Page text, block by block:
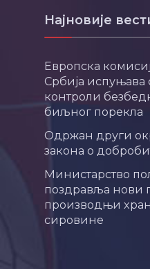
Најновије
Европска
Србија испуњава
контроли
биљног порекла
Одржан други
закона о
Министарство
поздравља нови
производњи
сировине